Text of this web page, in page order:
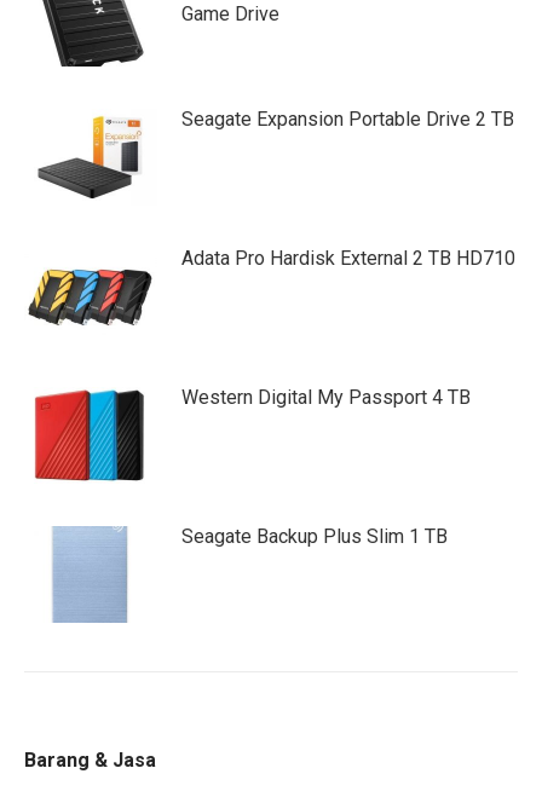
Game Drive
Seagate Expansion Portable Drive 2 TB
Adata Pro Hardisk External 2 TB HD710
Western Digital My Passport 4 TB
Seagate Backup Plus Slim 1 TB
Barang & Jasa